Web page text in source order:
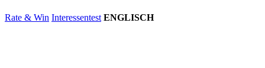
Rate & Win Interessentest ENGLISCH